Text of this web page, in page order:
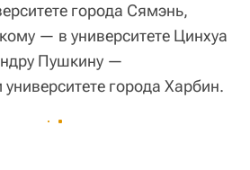
города Сямэнь,
— в университете Цинхуа
Пушкину —
города Харбин.